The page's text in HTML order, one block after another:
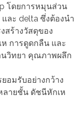
โดยการหมุนส่วน
ละ delta ซึ่งต้องนำ
สร้างวัสดุของ
การดูดกลืน และ
วิทยา คุณภาพผลึก
อมรับอย่างกว้าง
ายชั้น ดัชนีหักเห